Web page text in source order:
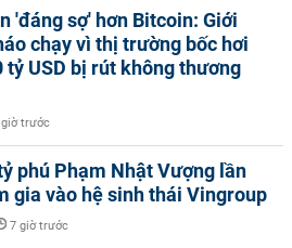
'đáng sợ' hơn Bitcoin: Giới
chạy vì thị trường bốc hơi
tỷ USD bị rút không thương
trước
phú Phạm Nhật Vượng lần
gia vào hệ sinh thái Vingroup
7 giờ trước